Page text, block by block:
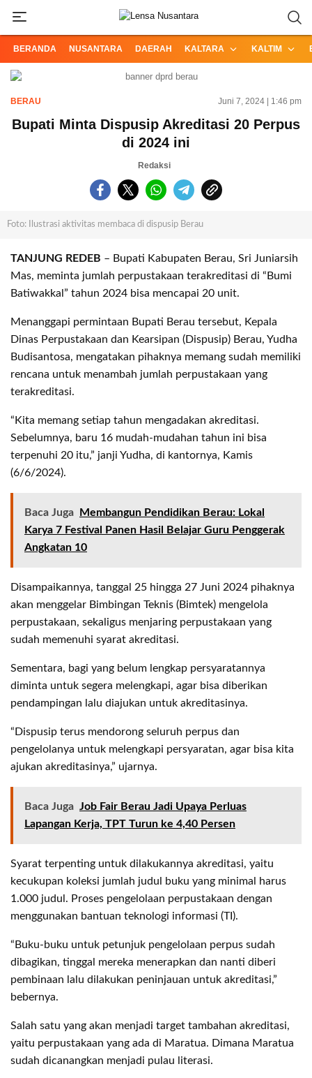
BERANDA NUSANTARA DAERAH KALTARA KALTIM
BERAU Juni 7, 2024 | 1:46 pm
Bupati Minta Dispusip Akreditasi 20 Perpus
di 2024 ini
Redaksi
Foto: Ilustrasi aktivitas membaca di dispusip Berau
TANJUNG REDEB – Bupati Kabupaten Berau, Sri Juniarsih
Mas, meminta jumlah perpustakaan terakreditasi di “Bumi
Batiwakkal” tahun 2024 bisa mencapai 20 unit.
Menanggapi permintaan Bupati Berau tersebut, Kepala
Dinas Perpustakaan dan Kearsipan (Dispusip) Berau, Yudha
Budisantosa, mengatakan pihaknya memang sudah memiliki
rencana untuk menambah jumlah perpustakaan yang
terakreditasi.
“Kita memang setiap tahun mengadakan akreditasi.
Sebelumnya, baru 16 mudah-mudahan tahun ini bisa
terpenuhi 20 itu,” janji Yudha, di kantornya, Kamis
(6/6/2024).
Baca Juga
Membangun Pendidikan Berau: Lokal
Karya 7 Festival Panen Hasil Belajar Guru Penggerak
Angkatan 10
Disampaikannya, tanggal 25 hingga 27 Juni 2024 pihaknya
akan menggelar Bimbingan Teknis (Bimtek) mengelola
perpustakaan, sekaligus menjaring perpustakaan yang
sudah memenuhi syarat akreditasi.
Sementara, bagi yang belum lengkap persyaratannya
diminta untuk segera melengkapi, agar bisa diberikan
pendampingan lalu diajukan untuk akreditasinya.
“Dispusip terus mendorong seluruh perpus dan
pengelolanya untuk melengkapi persyaratan, agar bisa kita
ajukan akreditasinya,” ujarnya.
Baca Juga Job Fair Berau Jadi Upaya Perluas
Lapangan Kerja, TPT Turun ke 4,40 Persen
Syarat terpenting untuk dilakukannya akreditasi, yaitu
kecukupan koleksi jumlah judul buku yang minimal harus
1.000 judul. Proses pengelolaan perpustakaan dengan
menggunakan bantuan teknologi informasi (TI).
“Buku-buku untuk petunjuk pengelolaan perpus sudah
dibagikan, tinggal mereka menerapkan dan nanti diberi
pembinaan lalu dilakukan peninjauan untuk akreditasi,”
bebernya.
Salah satu yang akan menjadi target tambahan akreditasi,
yaitu perpustakaan yang ada di Maratua. Dimana Maratua
sudah dicanangkan menjadi pulau literasi.